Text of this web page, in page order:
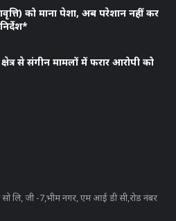
को माना पेशा, अब परेशान नहीं कर
से संगीन मामलों में फरार आरोपी को
लि, जी -7,भीम नगर, एम आई डी सी,रोड नंबर